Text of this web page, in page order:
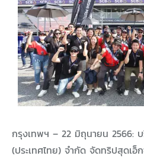
กรุงเทพฯ – 22 มิถุนายน 2566:
(ประเทศไทย) จำกัด จัดทริปสุดเ